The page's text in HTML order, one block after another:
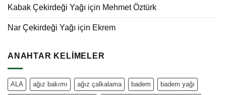
Kabak Çekirdeği Yağı için Mehmet Öztürk
Nar Çekirdeği Yağı için Ekrem
ANAHTAR KELIMELER
ALA ağız bakımı ağız çalkalama badem badem yağı